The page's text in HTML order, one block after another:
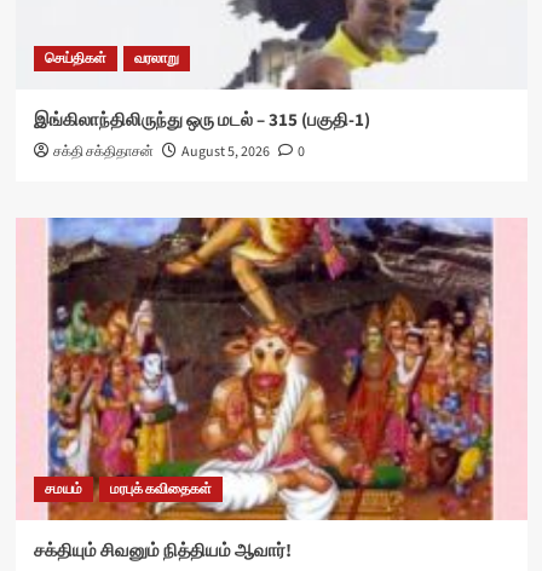
செய்திகள் வரலாறு
இங்கிலாந்திலிருந்து ஒரு மடல் – 315 (பகுதி-1)
சக்தி சக்திதாசன் August 5, 2026 0
சமயம் மரபுக் கவிதைகள்
சக்தியும் சிவனும் நித்தியம் ஆவார்!